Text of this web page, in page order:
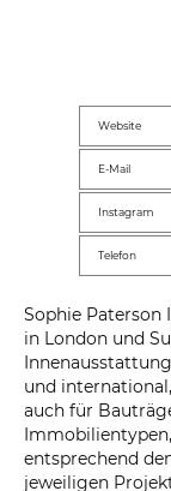
Website
E-Mail
Instagram
Telefon
Sophie
in London und
und
auch für
entsprechend
jeweiligen